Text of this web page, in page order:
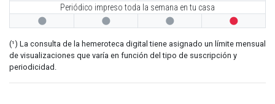
Periódico impreso toda la semana en tu casa
   
(¹) La consulta de la hemeroteca digital tiene asignado un límite mensual
de visualizaciones que varía en función del tipo de suscripción y
periodicidad.